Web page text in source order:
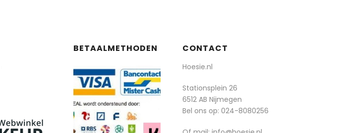
BETAALMETHODEN CONTACT
Hoesie.nl
Stationsplein 26
6512 AB Nijmegen
Bel ons op: 024-8080256